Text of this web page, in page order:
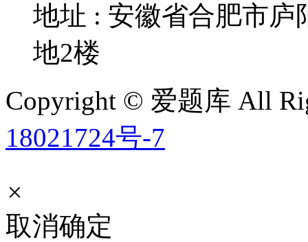
地址 : 安徽省合肥市
地2楼
Copyright © 爱题库 All
18021724号-7
×
取消确定